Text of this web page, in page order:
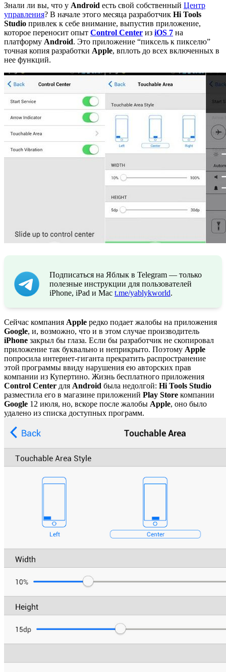
Знали ли вы, что у Android есть свой собственный Центр
управления? В начале этого месяца разработчик Hi Tools
Studio привлек к себе внимание, выпустив приложение,
которое переносит опыт Control Center из iOS 7 на
платформу Android. Это приложение “пиксель к пикселю”
точная копия разработки Apple, вплоть до всех включенных в
нее функций.
Подписаться на Яблык в Telegram — только
полезные инструкции для пользователей
iPhone, iPad и Mac t.me/yablykworld.
Сейчас компания Apple редко подает жалобы на приложения
Google, и, возможно, что и в этом случае производитель
iPhone закрыл бы глаза. Если бы разработчик не скопировал
приложение так буквально и неприкрыто. Поэтому Apple
попросила интернет-гиганта прекратить распространение
этой программы ввиду нарушения ею авторских прав
компании из Купертино. Жизнь бесплатного приложения
Control Center для Android была недолгой: Hi Tools Studio
разместила его в магазине приложений Play Store компании
Google 12 июля, но, вскоре после жалобы Apple, оно было
удалено из списка доступных программ.